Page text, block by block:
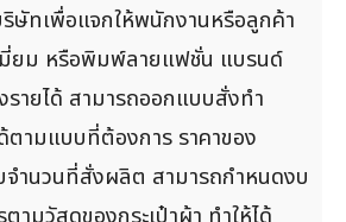
ษัทเพื่อแจกให้พนักงานหรือลูกค้า
มี่ยม หรือพิมพ์ลายแฟชั่น แบรนด์
รายได้ สามารถออกแบบสั่งทำ
ตามแบบที่ต้องการ ราคาของ
จำนวนที่สั่งผลิต สามารถกำหนดงบ